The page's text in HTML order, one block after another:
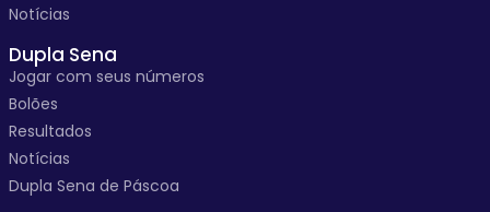
Notícias
Dupla Sena
Jogar com seus números
Bolões
Resultados
Notícias
Dupla Sena de Páscoa